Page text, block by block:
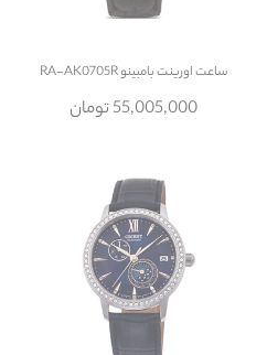
ساعتاورینت بامبینو RA-AK0705R
55,005,000 تومان